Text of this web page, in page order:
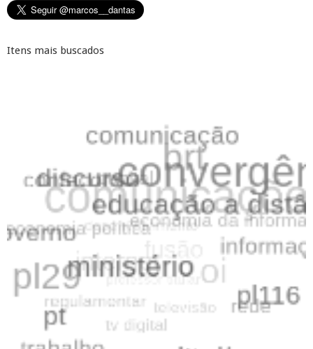
Itens mais buscados